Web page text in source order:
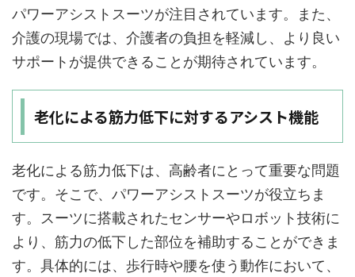
パワーアシストスーツが注目されています。また、
介護の現場では、介護者の負担を軽減し、より良い
サポートが提供できることが期待されています。
老化による筋力低下に対するアシスト機能
老化による筋力低下は、高齢者にとって重要な問題
です。そこで、パワーアシストスーツが役立ちま
す。スーツに搭載されたセンサーやロボット技術に
より、筋力の低下した部位を補助することができま
す。具体的には、歩行時や腰を使う動作において、